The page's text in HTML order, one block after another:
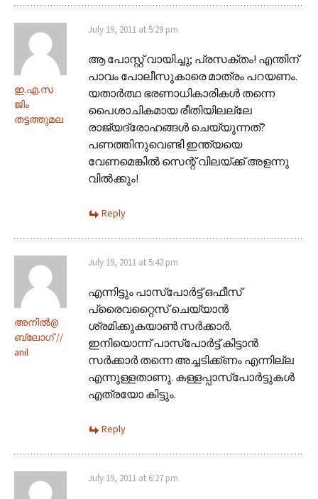
ഇ.എ.സ
ജിം
തട്ടത്തുമല
July 19, 2011 at 5:29 pm
ആ പോസ്റ്റ് വായിച്ചു; പ്രസക്തം! എന്തിന്
പാവം പോലീസുകാരെ മാത്രം പറയണം.
യതാർത്ഥ ഭരണാധികാരികൾ തന്നെ
പൈശാചികമായ രീതിയിലല്ലേ
രാജ്യദ്രോഹങ്ങൾ ചെയ്യുന്നത്?
പണത്തിനുവെണ്ടി ഇന്ത്യയെ
വേണമെങ്കിൽ സെന്റ് വിലയ്ക്ക് അളന്നു
വിൽക്കും!
Reply
അനില്‍@
ബ്ലോഗ് //
anil
July 19, 2011 at 5:42 pm
എന്നിട്ടും പാസ്പോർട്ട് ഒഫീസ്
പ്രൈവറ്റൈസ് ചെയ്യാൻ
ശ്രമിക്കുകയാൺ സർക്കാർ.
ഇനിയൊന്ന് പാസ്പോർട്ട് കിട്ടാൻ
സർക്കാർ തന്നെ അച്ചടിക്ക്ണം എന്നില്ല
എന്നുള്ളതാണു. കള്ളപ്പാസ്പോർട്ടുകൾ
എത്രയോ കിട്ടും.
Reply
July 19, 2011 at 6:27 pm